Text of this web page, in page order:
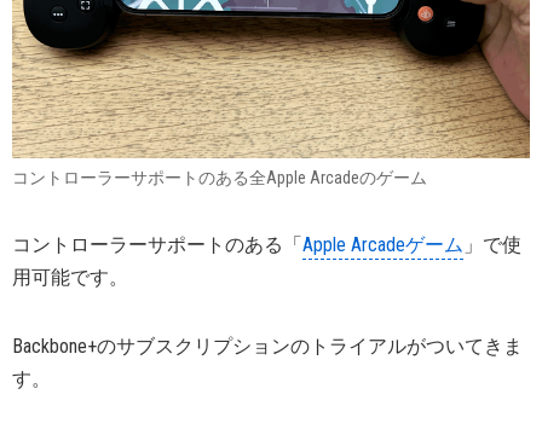
コントローラーサポートのある全Apple Arcadeのゲーム
コントローラーサポートのある「 Apple Arcadeゲーム 」で使
用可能です。
Backbone+のサブスクリプションのトライアルがついてきま
す。